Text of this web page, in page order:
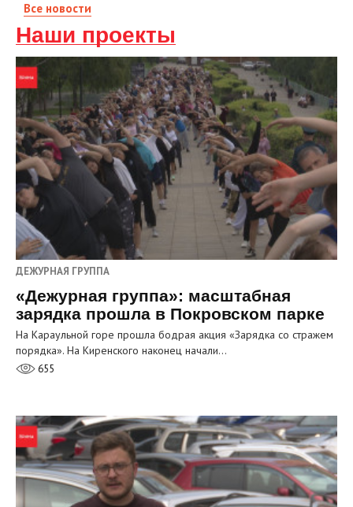
Все новости
Наши проекты
ДЕЖУРНАЯ ГРУППА
«Дежурная группа»: масштабная
зарядка прошла в Покровском парке
На Караульной горе прошла бодрая акция «Зарядка со стражем
порядка». На Киренского наконец начали…
655